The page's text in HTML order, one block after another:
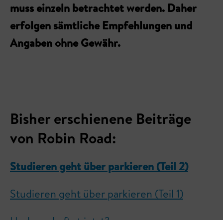
muss einzeln betrachtet werden. Daher
erfolgen sämtliche Empfehlungen und
Angaben ohne Gewähr.
Bisher erschienene Beiträge
von Robin Road:
Studieren geht über parkieren (Teil 2)
Studieren geht über parkieren (Teil 1)